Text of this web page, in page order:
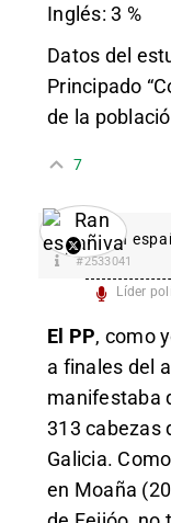
Inglés: 3 %
Datos del
Principado
de la
7
Ran
#2533041
Líder
El PP, como
a finales del
manifestaba
313 cabezas
Galicia.
en Moaña